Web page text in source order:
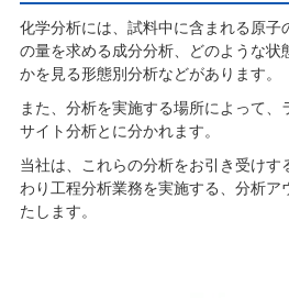
化学分析には、試料中に含まれる原子
の量を求める成分分析、どのような状
かを見る形態別分析などがあります。
また、分析を実施する場所によって
サイト分析とに分かれます。
当社は、これらの分析をお引き受けす
わり工程分析業務を実施する、分析ア
たします。